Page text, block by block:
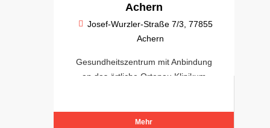
Achern
Josef-Wurzler-Straße 7/3, 77855
Achern
Gesundheitszentrum mit Anbindung
an das örtliche Ortenau Klinikum
Mehr